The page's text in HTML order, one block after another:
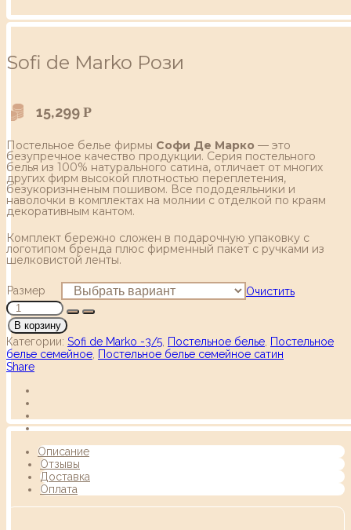
Sofi de Marko Рози
15,299 Р
Постельное белье фирмы Софи Де Марко — это
безупречное качество продукции. Серия постельного
белья из 100% натурального сатина, отличает от многих
других фирм высокой плотностью переплетения,
безукоризнненым пошивом. Все пододеяльники и
наволочки в комплектах на молнии с отделкой по краям
декоративным кантом.
Комплект бережно сложен в подарочную упаковку с
логотипом бренда плюс фирменный пакет с ручками из
шелковистой ленты.
Размер Очистить
В корзину
Категории: Sofi de Marko -3/5 Постельное белье Постельное
белье семейное Постельное белье семейное сатин
Share
Описание
Отзывы
Доставка
Оплата